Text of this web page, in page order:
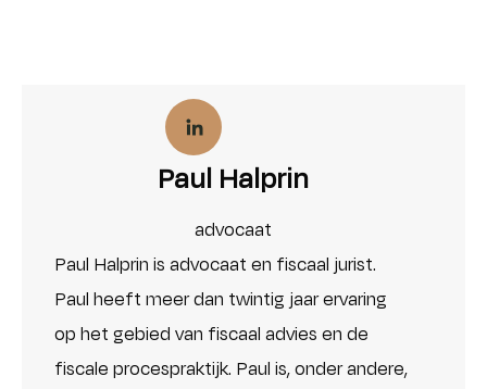
Paul Halprin
advocaat
Paul Halprin is advocaat en fiscaal jurist.
Paul heeft meer dan twintig jaar ervaring
op het gebied van fiscaal advies en de
fiscale procespraktijk. Paul is, onder andere,